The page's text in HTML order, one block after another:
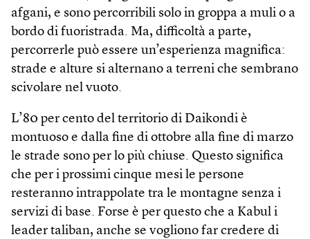
afgani, e sono percorribili solo in groppa a muli o a
bordo di fuoristrada. Ma, difficoltà a parte,
percorrerle può essere un’esperienza magnifica:
strade e alture si alternano a terreni che sembrano
scivolare nel vuoto.
L’80 per cento del territorio di Daikondi è
montuoso e dalla fine di ottobre alla fine di marzo
le strade sono per lo più chiuse. Questo significa
che per i prossimi cinque mesi le persone
resteranno intrappolate tra le montagne senza i
servizi di base. Forse è per questo che a Kabul i
leader taliban, anche se vogliono far credere di